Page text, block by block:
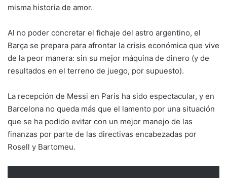
misma historia de amor.
Al no poder concretar el fichaje del astro argentino, el
Barça se prepara para afrontar la crisis económica que vive
de la peor manera: sin su mejor máquina de dinero (y de
resultados en el terreno de juego, por supuesto).
La recepción de Messi en Paris ha sido espectacular, y en
Barcelona no queda más que el lamento por una situación
que se ha podido evitar con un mejor manejo de las
finanzas por parte de las directivas encabezadas por
Rosell y Bartomeu.